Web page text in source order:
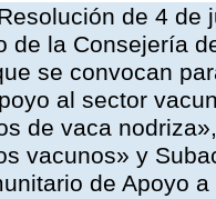
de 4
de la Consejería
se convocan
al sector
de vaca
vacunos» y
de Apoyo